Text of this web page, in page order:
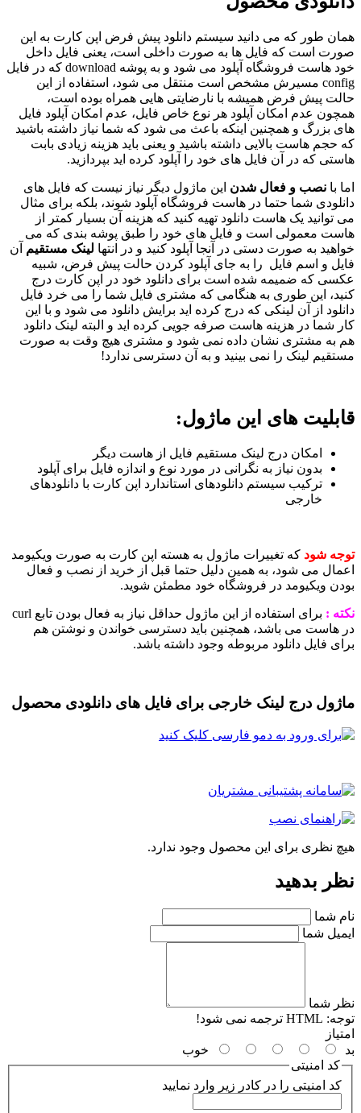
طور که می دانید سیستم دانلود پیش فرض اپن کارت به این
است که فایل ها به صورت داخلی است، یعنی فایل داخل
خود هاست فروشگاه آپلود می شود و به پوشه download که در فایل
config مسیرش مشخص است منتقل می شود، استفاده از این
پیش فرض همیشه با نارضایتی هایی همراه بوده است،
عدم امکان آپلود هر نوع خاص فایل، عدم امکان آپلود فایل
بزرگ و همچنین اینکه باعث می شود که شما نیاز داشته باشید
حجم هاست بالایی داشته باشید و یعنی باید هزینه زیادی بابت
که در آن فایل های خود را آپلود کرده اید بپردازید.
بانصب و فعال شدناین ماژول دیگر نیاز نیست که فایل های
شما حتما در هاست فروشگاه آپلود شوند، بلکه برای مثال
توانید یک هاست دانلود تهیه کنید که هزینه آن بسیار کمتر از
معمولی است و فایل های خود را طبق پوشه بندی که می
به صورت دستی در آنجا آپلود کنید و در انتهالینک مستقیمآن
و اسم فایل را به جای آپلود کردن حالت پیش فرض، شبیه
که ضمیمه شده است برای دانلود خود در اپن کارت درج
این طوری به هنگامی که مشتری فایل شما را می خرد فایل
از آن لینکی که درج کرده اید برایش دانلود می شود و با این
شما در هزینه هاست صرفه جویی کرده اید و البته لینک دانلود
به مشتری نشان داده نمی شود و مشتری هیچ وقت به صورت
لینک را نمی بینید و به آن دسترسی ندارد!
های این ماژول:
امکان درج لینک مستقیم فایل از هاست دیگر
بدون نیاز به نگرانی در مورد نوع و اندازه فایل برای آپلود
ترکیب سیستم دانلودهای استاندارد اپن کارت با دانلودهای
خارجی
شودکه تغییرات ماژول به هسته اپن کارت به صورت ویکیومد
می شود، به همین دلیل حتما قبل از خرید از نصب و فعال
ویکیومد در فروشگاه خود مطمئن شوید.
:
برای استفاده از این ماژول حداقل نیاز به فعال بودن تابع curl
هاست می باشد، همچنین باید دسترسی خواندن و نوشتن هم
فایل دانلود مربوطه وجود داشته باشد.
درج لینک خارجی برای فایل های دانلودی محصول
نظری برای این محصول وجود ندارد.
بدهید
شما
شما
شما
HTML ترجمه نمی شود!
خوب
کد امنیتی
کد امنیتی را در کادر زیر وارد نمایید